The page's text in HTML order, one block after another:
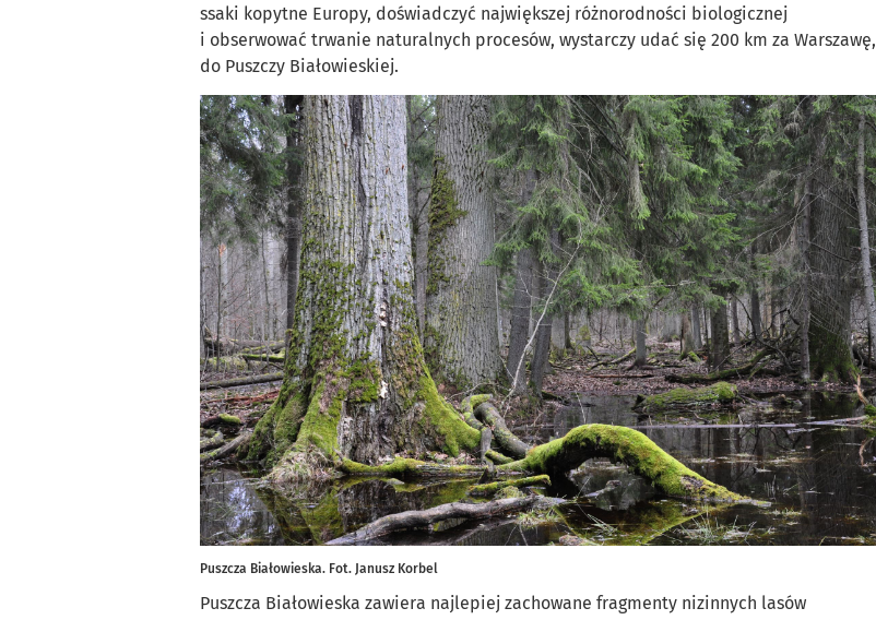
ssaki kopytne Europy, doświadczyć największej różnorodności biologicznej
i obserwować trwanie naturalnych procesów, wystarczy udać się 200 km za Warszawę,
do Puszczy Białowieskiej.
Puszcza Białowieska. Fot. Janusz Korbel
Puszcza Białowieska zawiera najlepiej zachowane fragmenty nizinnych lasów